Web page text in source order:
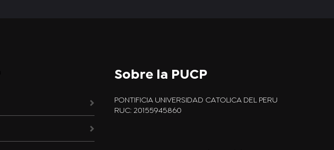
Sobre la PUCP
PONTIFICIA UNIVERSIDAD CATOLICA DEL PERU
RUC: 20155945860